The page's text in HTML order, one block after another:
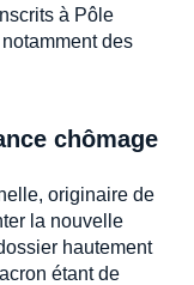
à Pôle
des
chômage
originaire de
la nouvelle
hautement
étant de